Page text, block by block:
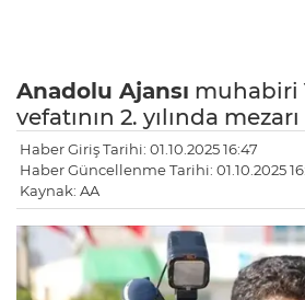
Anadolu Ajansı muhabiri
vefatının 2. yılında
Haber Giriş Tarihi: 01.10.2025 16:47
Haber Güncellenme Tarihi: 01.10.2025
Kaynak: AA